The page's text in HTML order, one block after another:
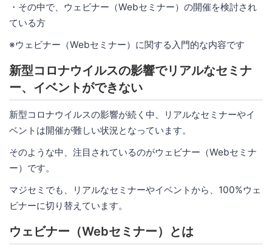
・その中で、ウェビナー（Webセミナー）の開催を検討され
ている方
※ウェビナー（Webセミナー）に関する入門的な内容です
新型コロナウイルスの影響でリアルなセミナ
ー、イベントができない
新型コロナウイルスの影響が続く中、リアルなセミナーやイ
ベントは開催が難しい状況となっています。
そのような中、注目されているのがウェビナー（Webセミナ
ー）です。
マジセミでも、リアルなセミナーやイベントから、100%ウェ
ビナーに切り替えています。
ウェビナー（Webセミナー）とは